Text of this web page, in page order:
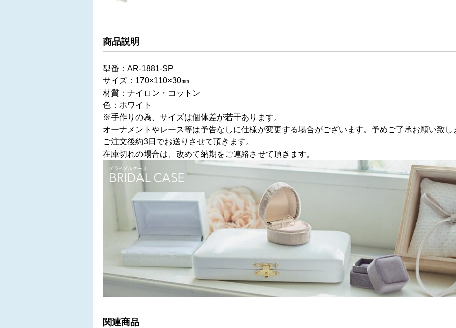
商品説明
型番：AR-1881-SP
サイズ：170×110×30㎜
材質：ナイロン・コットン
色：ホワイト
※手作りの為、サイズは個体差が若干あります。
オーナメントやレース等は予告なしに仕様が変更する場合がございます。予めご了承お願い致し
ご注文後約3日でお送りさせて頂きます。
在庫切れの場合は、改めて納期をご連絡させて頂きます。
関連商品